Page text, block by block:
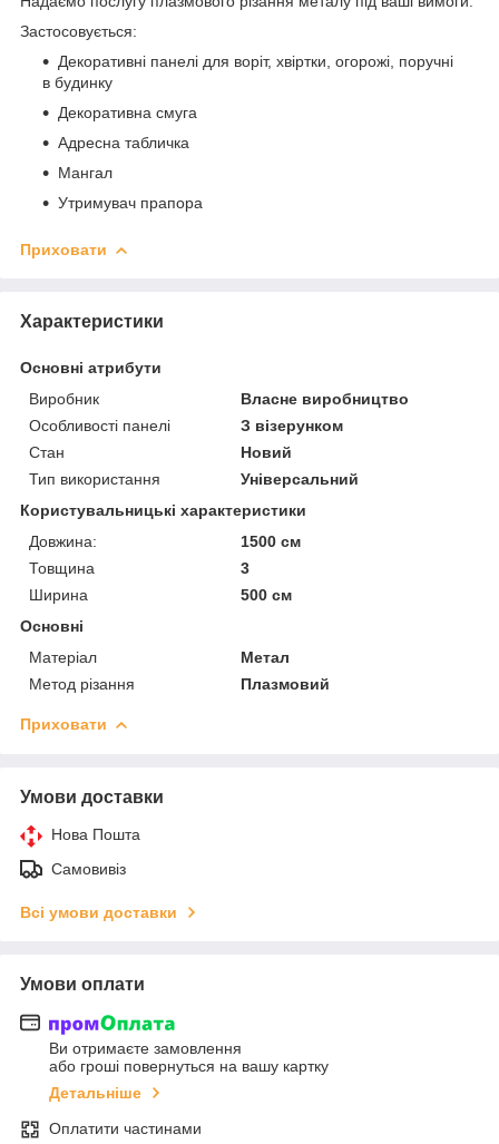
Застосовується:
Декоративні панелі для воріт, хвіртки, огорожі, поручні
в будинку
Декоративна смуга
Адресна табличка
Мангал
Утримувач прапора
Приховати
Характеристики
Основні атрибути
Виробник
Власне виробництво
Особливості панелі
З візерунком
Стан
Новий
Тип використання
Універсальний
Користувальницькі характеристики
Довжина:
1500 см
Товщина
3
Ширина
500 см
Основні
Матеріал
Метал
Метод різання
Плазмовий
Приховати
Умови доставки
Нова Пошта
Самовивіз
Всі умови доставки
Умови оплати
Ви отримаєте замовлення
або гроші повернуться на вашу картку
Детальніше
Оплатити частинами